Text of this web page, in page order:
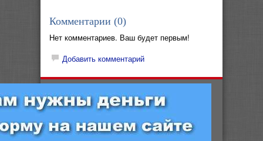
Комментарии (0)
Нет комментариев. Ваш будет первым!
Добавить комментарий